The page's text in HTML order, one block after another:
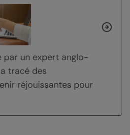
par un expert anglo-
tracé des
réjouissantes pour